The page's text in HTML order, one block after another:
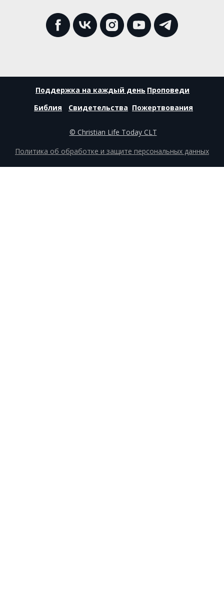
© Christian Life Today CLT
Проповеди
Поддержка на каждый день
Библия
Свидетельства Пожертвования
Политика об обработке и защите персональных данных